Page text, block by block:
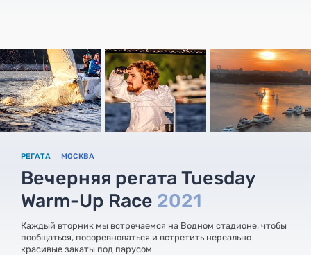
РЕГАТА МОСКВА
Вечерняя регата Tuesday
Warm-Up Race 2021
Каждый вторник мы встречаемся на Водном стадионе, чтобы
пообщаться, посоревноваться и встретить нереально
красивые закаты под парусом